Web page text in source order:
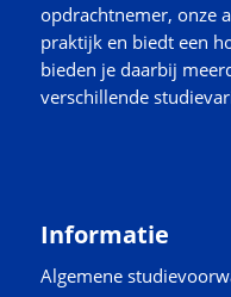
opdrachtnemer, onze
praktijk en biedt een
bieden je daarbij
verschillende
Informatie
Algemene